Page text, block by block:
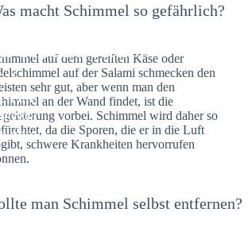
in Kusterdingen –
Ort und Stelle
an
macht Schimmel so gefährlich?
auf dem gereiften Käse oder
auf der Salami schmecken den
sehr gut, aber wenn man den
an der Wand findet, ist die
vorbei. Schimmel wird daher so
da die Sporen, die er in die Luft
schwere Krankheiten hervorrufen
man Schimmel selbst entfernen?